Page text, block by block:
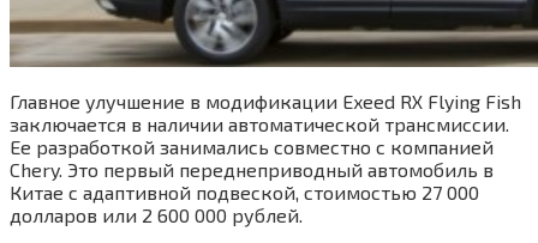
Главное улучшение в модификации Exeed RX Flying Fish
заключается в наличии автоматической трансмиссии.
Ее разработкой занимались совместно с компанией
Chery. Это первый переднеприводный автомобиль в
Китае с адаптивной подвеской, стоимостью 27 000
долларов или 2 600 000 рублей.